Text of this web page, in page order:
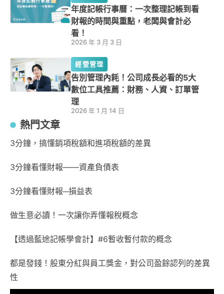
年度記帳行事曆：一次整理記帳到看
財報的時間與重點，老闆與會計必
看！
2026 年 3 月 3 日
經營管理
告別管理內耗！公司成長必看的5大
數位工具推薦：財務、人資、訂單管
理
2026 年 1 月 14 日
熱門文章
3分鐘，搞懂銷項稅額和進項稅額的差異
3分鐘看懂財報——資產負債表
3分鐘看懂財報─損益表
做生意必讀！一次讓你弄懂報稅概念
【透過藍途記帳學會計】#6暫收暫付款的概念
都是發錢！股東分紅與員工獎金，對公司盈餘認列的差異
性